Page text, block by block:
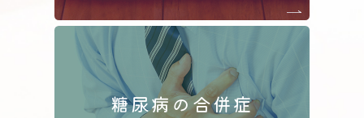
糖尿病の合併症